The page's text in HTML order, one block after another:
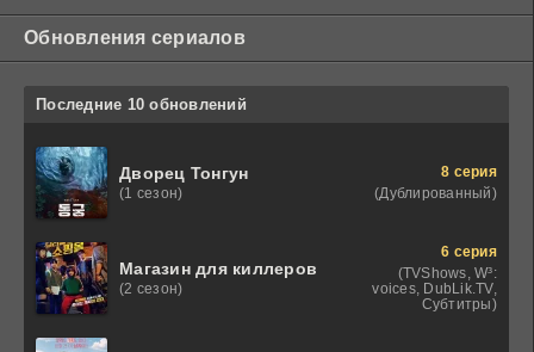
Обновления сериалов
Последние 10 обновлений
Дворец Тонгун
(1 сезон)
8 серия
(Дублированный)
Магазин для киллеров
(2 сезон)
6 серия
(TVShows, W³:
voices, DubLik.TV,
Субтитры)